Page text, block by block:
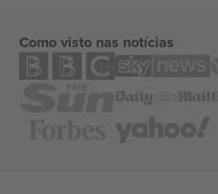
Como visto nas notícias